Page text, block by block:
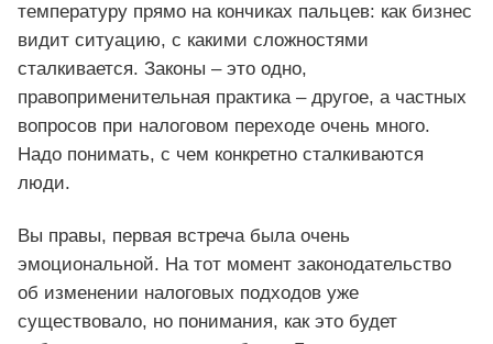
температуру прямо на кончиках пальцев: как бизнес
видит ситуацию, с какими сложностями
сталкивается. Законы – это одно,
правоприменительная практика – другое, а частных
вопросов при налоговом переходе очень много.
Надо понимать, с чем конкретно сталкиваются
люди.
Вы правы, первая встреча была очень
эмоциональной. На тот момент законодательство
об изменении налоговых подходов уже
существовало, но понимания, как это будет